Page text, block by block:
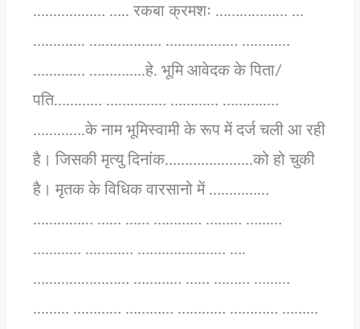
……………… ….. रकबा क्रमशः ……………… …
…………. ……………… ……………… …………
……….… …………..हे. भूमि आवेदक के पिता/
पति………… …………… ………… ………..…
………….के नाम भूमिस्वामी के रूप में दर्ज चली आ रही
है। जिसकी मृत्यु दिनांक…………..……..को हो चुकी
है। मृतक के विधिक वारसानो में ……………
…………… …… …… ………… ……… ………
………… ………… …….…………… ….
…………………… ………… …… ……… ………
……… ………… ………… ………… ………… ………